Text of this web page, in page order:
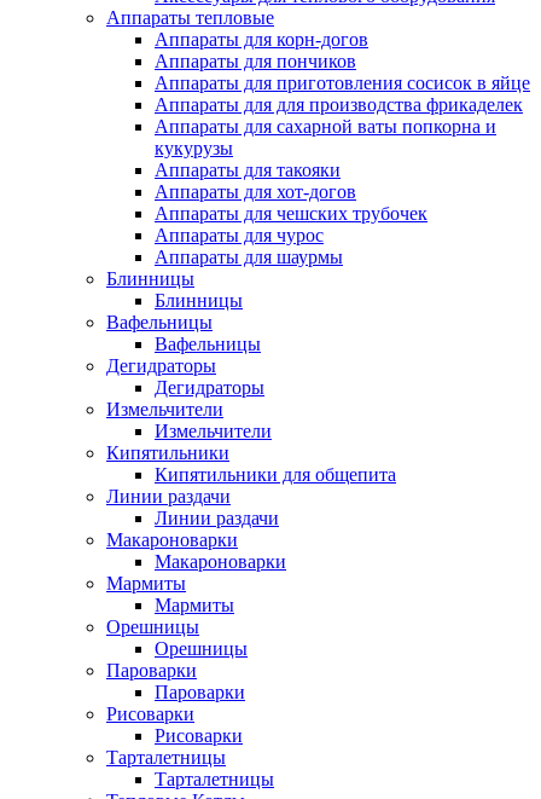
Аппараты тепловые
Аппараты для корн-догов
Аппараты для пончиков
Аппараты для приготовления сосисок в яйце
Аппараты для для производства фрикаделек
Аппараты для сахарной ваты попкорна и
кукурузы
Аппараты для такояки
Аппараты для хот-догов
Аппараты для чешских трубочек
Аппараты для чурос
Аппараты для шаурмы
Блинницы
Блинницы
Вафельницы
Вафельницы
Дегидраторы
Дегидраторы
Измельчители
Измельчители
Кипятильники
Кипятильники для общепита
Линии раздачи
Линии раздачи
Макароноварки
Макароноварки
Мармиты
Мармиты
Орешницы
Орешницы
Пароварки
Пароварки
Рисоварки
Рисоварки
Тарталетницы
Тарталетницы